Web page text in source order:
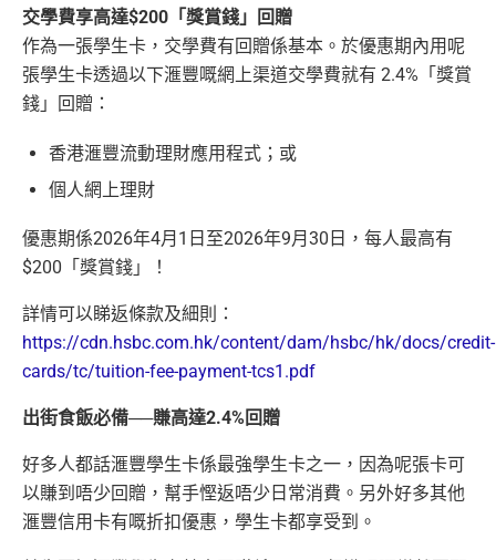
交學費享高達$200 「獎賞錢」回贈
作為一張學生卡，交學費有回贈係基本。於優惠期內用呢
張學生卡透過以下滙豐嘅網上渠道交學費就有 2.4% 「獎賞
錢」回贈：
香港滙豐流動理財應用程式；或
個人網上理財
優惠期係2026年4月 1 日至2026年9月30日 ，每人最高有
$200 「獎賞錢」 ！
詳情可以睇返條款及細則：
https://cdn.hsbc.com.hk/content/dam/hsbc/hk/docs/credit-
cards/tc/tuition-fee-payment-tcs1.pdf
出街食飯必備──賺高達2.4%回贈
好多人都話滙豐學生卡係最強學生卡之一，因為呢張卡可
以賺到唔少回贈，幫手慳返唔少日常消費。另外好多其他
滙豐信用卡有嘅折扣優惠，學生卡都享受到。